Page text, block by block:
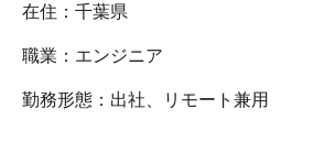
在住：千葉県
職業：エンジニア
勤務形態：出社、リモート兼用